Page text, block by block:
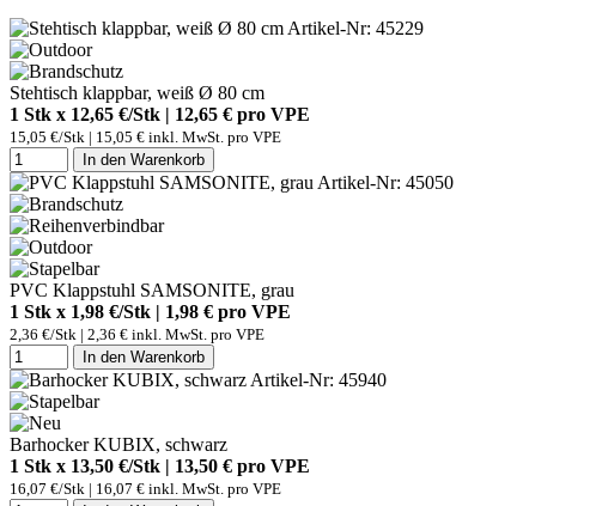
Artikel-Nr: 45229
Stehtisch klappbar, weiß Ø 80 cm
1 Stk x 12,65 €/Stk | 12,65 € pro VPE
15,05 €/Stk | 15,05 € inkl. MwSt. pro VPE
In den Warenkorb
Artikel-Nr: 45050
PVC Klappstuhl SAMSONITE, grau
1 Stk x 1,98 €/Stk | 1,98 € pro VPE
2,36 €/Stk | 2,36 € inkl. MwSt. pro VPE
In den Warenkorb
Artikel-Nr: 45940
Barhocker KUBIX, schwarz
1 Stk x 13,50 €/Stk | 13,50 € pro VPE
16,07 €/Stk | 16,07 € inkl. MwSt. pro VPE